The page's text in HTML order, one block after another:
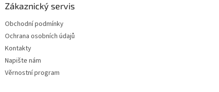
Zákaznický servis
Obchodní podmínky
Ochrana osobních údajů
Kontakty
Napište nám
Věrnostní program